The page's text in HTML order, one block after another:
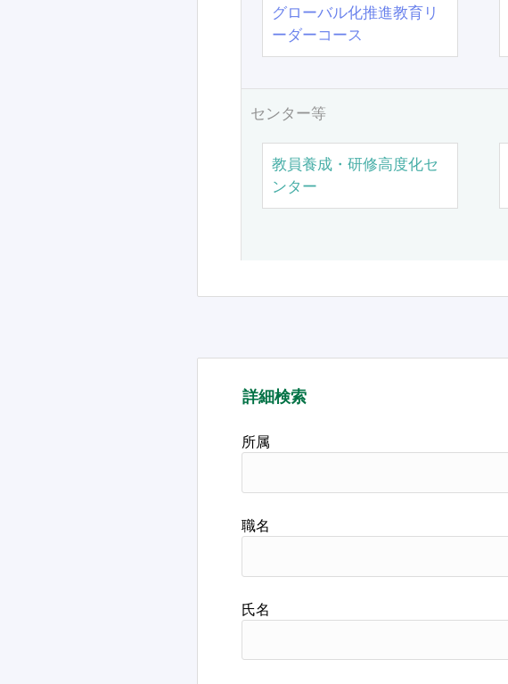
グローバル化推進教育リ
ーダーコース
センター等
教員養成・研修高度化セ
ンター
詳細検索
所属
職名
氏名